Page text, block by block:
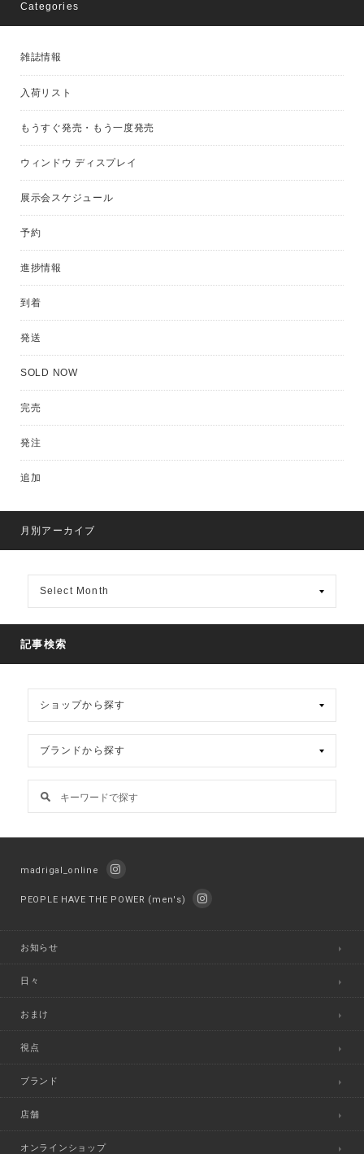
Categories
雑誌情報
入荷リスト
もうすぐ発売・もう一度発売
ウィンドウ ディスプレイ
展示会スケジュール
予約
進捗情報
到着
発送
SOLD NOW
完売
発注
追加
月別アーカイブ
ア
ー
カ
イ
ブ
記事検索
madrigal_online
PEOPLE HAVE THE POWER (men's)
お知らせ
日々
おまけ
視点
ブランド
店舗
オンラインショップ